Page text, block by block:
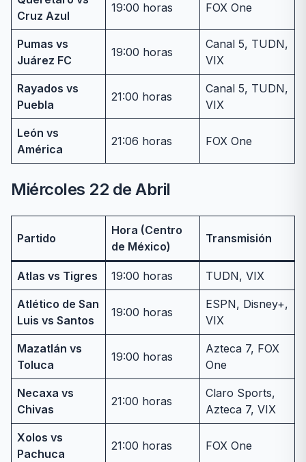
Cruz Azul
19:00 horas FOX One
Pumas vs
Juárez FC
19:00 horas
Canal 5, TUDN,
VIX
Rayados vs
Puebla
21:00 horas
Canal 5, TUDN,
VIX
León vs
América
21:06 horas FOX One
Miércoles 22 de Abril
Partido
Hora (Centro
de México)
Transmisión
Atlas vs Tigres 19:00 horas TUDN, VIX
Atlético de San
Luis vs Santos
19:00 horas
ESPN, Disney+,
VIX
Mazatlán vs
Toluca
19:00 horas
Azteca 7, FOX
One
Necaxa vs
Chivas
21:00 horas
Claro Sports,
Azteca 7, VIX
Xolos vs
Pachuca
21:00 horas FOX One